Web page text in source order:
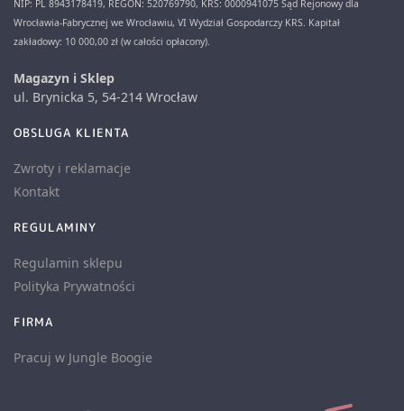
NIP: PL 8943178419, REGON: 520769790, KRS: 0000941075 Sąd Rejonowy dla
Wrocławia-Fabrycznej we Wrocławiu, VI Wydział Gospodarczy KRS. Kapitał
zakładowy: 10 000,00 zł (w całości opłacony).
Magazyn i Sklep
ul. Brynicka 5, 54-214 Wrocław
OBSLUGA KLIENTA
Zwroty i reklamacje
Kontakt
REGULAMINY
Regulamin sklepu
Polityka Prywatności
FIRMA
Pracuj w Jungle Boogie